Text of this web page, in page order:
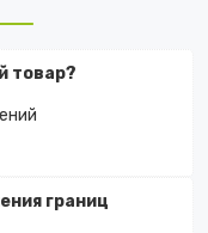
товар?
границ